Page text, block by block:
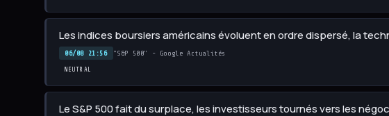
Les indices boursiers américains évoluent en ordre dispersé, la
06/08 21:56 "S&P 500" - Google Actualités
NEUTRAL
Le S&P 500 fait du surplace, les investisseurs tournés vers les